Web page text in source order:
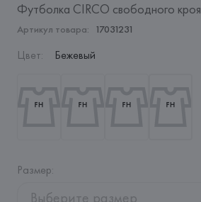
Футболка CIRCO свободного кроя
Артикул товара: 17031231
Цвет: Бежевый
Размер:
Выберите размер